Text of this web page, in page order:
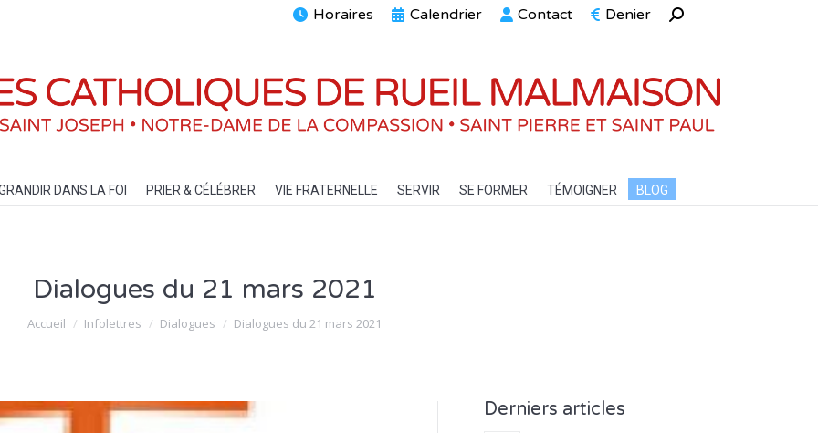
Horaires Calendrier Contact Denier
Recherche
DANS LA FOI PRIER & CÉLÉBRER VIE FRATERNELLE SERVIR SE FORMER TÉMOIGNER BLOG
Dialogues du 21 mars 2021
Vous êtes ici :
Accueil Infolettres Dialogues Dialogues du 21 mars 2021
Derniers articles
PRIER & CÉLÉBRER VIE FRATERNELLE SE FORMER TÉMOIGNER